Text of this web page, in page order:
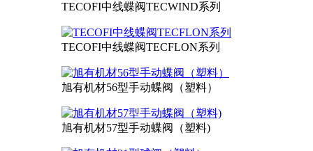
TECOFI中线蝶阀TECWIND系列
TECOFI中线蝶阀TECFLON系列
旭有机材56型手动蝶阀（塑料）
旭有机材57型手动蝶阀（塑料)